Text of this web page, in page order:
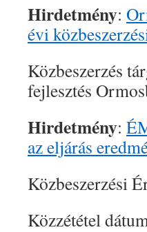
Hirdetmény:
évi
Közbeszerzés
fejlesztés
Hirdetmény:
az eljárás
Közbeszerzési
Közzététel